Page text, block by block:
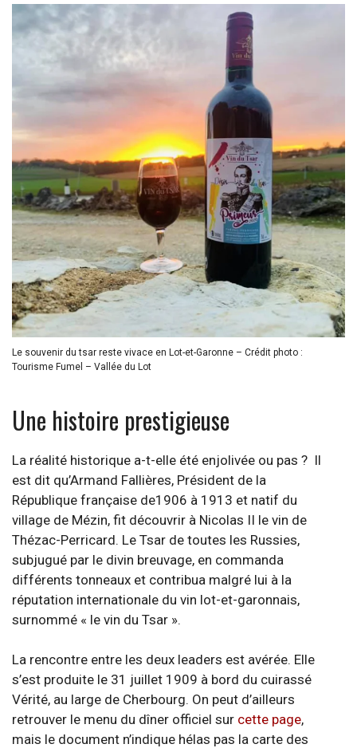
Le souvenir du tsar reste vivace en Lot-et-Garonne – Crédit photo :
Tourisme Fumel – Vallée du Lot
Une histoire prestigieuse
La réalité historique a-t-elle été enjolivée ou pas ? Il
est dit qu’Armand Fallières, Président de la
République française de1906 à 1913 et natif du
village de Mézin, fit découvrir à Nicolas II le vin de
Thézac-Perricard. Le Tsar de toutes les Russies,
subjugué par le divin breuvage, en commanda
différents tonneaux et contribua malgré lui à la
réputation internationale du vin lot-et-garonnais,
surnommé « le vin du Tsar ».
La rencontre entre les deux leaders est avérée. Elle
s’est produite le 31 juillet 1909 à bord du cuirassé
Vérité, au large de Cherbourg. On peut d’ailleurs
retrouver le menu du dîner officiel sur cette page,
mais le document n’indique hélas pas la carte des